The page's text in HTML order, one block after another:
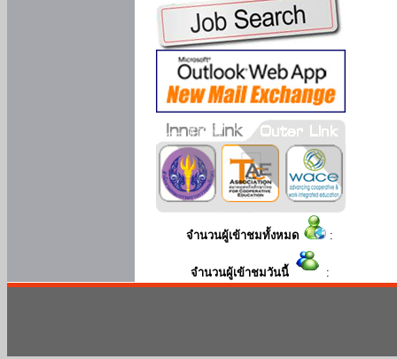
จำนวนผู้เข้าชมทั้งหมด :
จำนวนผู้เข้าชมวันนี้ :